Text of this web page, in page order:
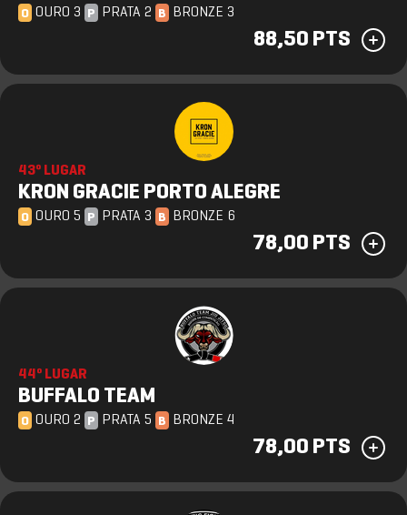
O OURO 3 P PRATA 2 B BRONZE 3
88,50 PTS
43º LUGAR
KRON GRACIE PORTO ALEGRE
O OURO 5 P PRATA 3 B BRONZE 6
78,00 PTS
44º LUGAR
BUFFALO TEAM
O OURO 2 P PRATA 5 B BRONZE 4
78,00 PTS